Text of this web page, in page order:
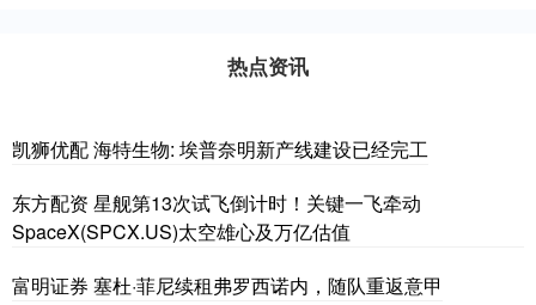
热点资讯
凯狮优配 海特生物: 埃普奈明新产线建设已经完工
东方配资 星舰第13次试飞倒计时！关键一飞牵动
SpaceX(SPCX.US)太空雄心及万亿估值
富明证券 塞杜·菲尼续租弗罗西诺内，随队重返意甲